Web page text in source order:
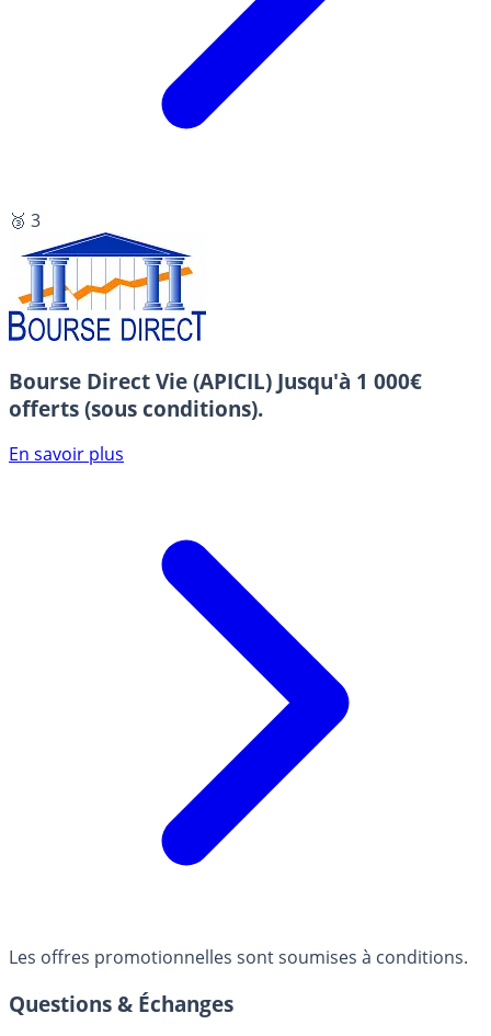
🥉 3
Bourse Direct Vie (APICIL) Jusqu'à 1 000€
offerts (sous conditions).
En savoir plus
Les offres promotionnelles sont soumises à conditions.
Questions & Échanges